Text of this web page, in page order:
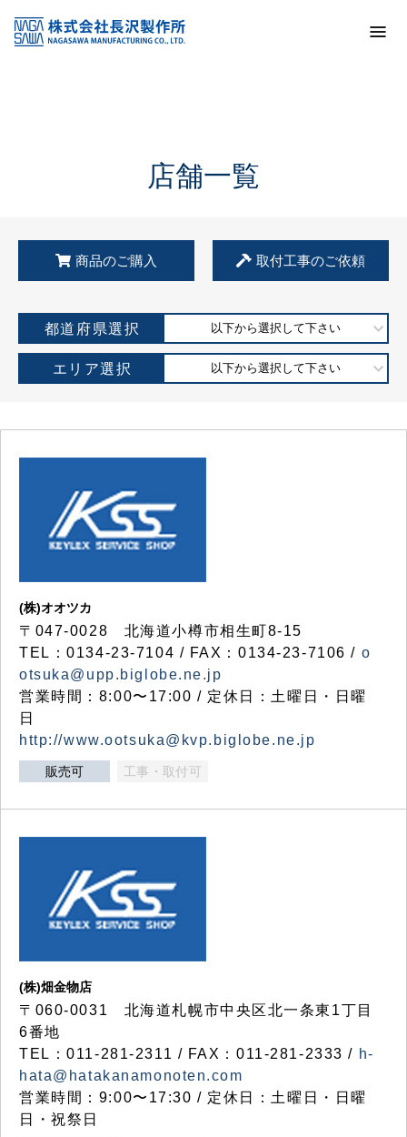
KSS加盟店・取扱店情報
店舗一覧
店舗一覧
商品のご購入 取付工事のご依頼
都道府県選択 以下から選択して下さい
エリア選択 以下から選択して下さい
(株)オオツカ
〒047-0028 北海道小樽市相生町8-15
TEL：0134-23-7104 / FAX：0134-23-7106 / o
otsuka@upp.biglobe.ne.jp
営業時間：8:00〜17:00 / 定休日：土曜日・日曜
日
http://www.ootsuka@kvp.biglobe.ne.jp
販売可 工事・取付可
(株)畑金物店
〒060-0031 北海道札幌市中央区北一条東1丁目
6番地
TEL：011-281-2311 / FAX：011-281-2333 / h-
hata@hatakanamonoten.com
営業時間：9:00〜17:30 / 定休日：土曜日・日曜
日・祝祭日